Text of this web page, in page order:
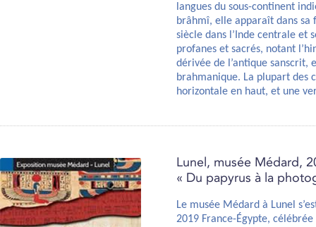
langues du sous-continent
brâhmî, elle apparaît dans sa
siècle dans l’Inde centrale et
profanes et sacrés, notant
dérivée de l’antique sanscrit,
brahmanique. La plupart des
horizontale en haut, et une
Lunel, musée Médard,
« Du papyrus à la
Le musée Médard à Lunel
2019 France-Égypte,